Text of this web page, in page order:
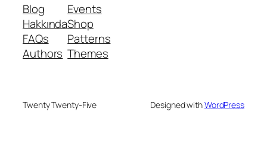
Blog
Hakkında
FAQs
Authors
Events
Shop
Patterns
Themes
Twenty Twenty-Five Designed withWordPress